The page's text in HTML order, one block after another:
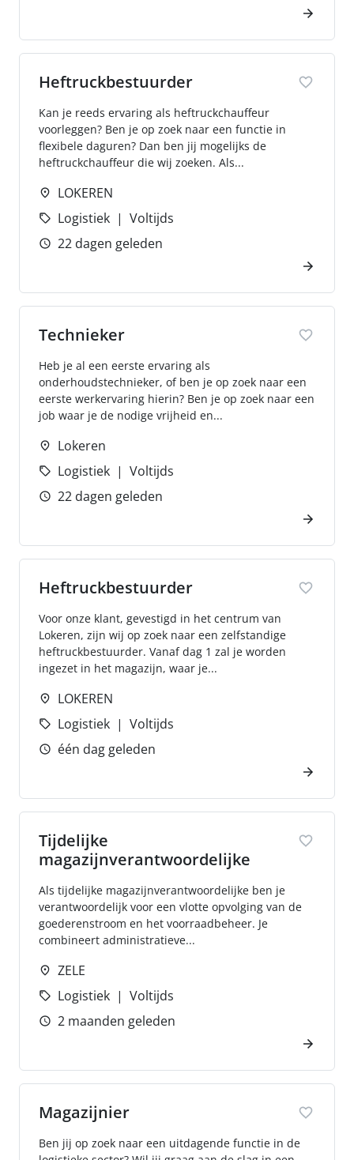
Heftruckbestuurder
Kan je reeds ervaring als heftruckchauffeur
voorleggen? Ben je op zoek naar een functie in
flexibele daguren? Dan ben jij mogelijks de
heftruckchauffeur die wij zoeken. Als...
LOKEREN
Logistiek
Voltijds
22 dagen geleden
Technieker
Heb je al een eerste ervaring als
onderhoudstechnieker, of ben je op zoek naar een
eerste werkervaring hierin? Ben je op zoek naar een
job waar je de nodige vrijheid en...
Lokeren
Logistiek
Voltijds
22 dagen geleden
Heftruckbestuurder
Voor onze klant, gevestigd in het centrum van
Lokeren, zijn wij op zoek naar een zelfstandige
heftruckbestuurder. Vanaf dag 1 zal je worden
ingezet in het magazijn, waar je...
LOKEREN
Logistiek
Voltijds
één dag geleden
Tijdelijke
magazijnverantwoordelijke
Als tijdelijke magazijnverantwoordelijke ben je
verantwoordelijk voor een vlotte opvolging van de
goederenstroom en het voorraadbeheer. Je
combineert administratieve...
ZELE
Logistiek
Voltijds
2 maanden geleden
Magazijnier
Ben jij op zoek naar een uitdagende functie in de